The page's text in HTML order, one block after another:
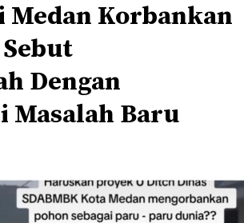
Medan Korbankan
Dengan
Masalah Baru